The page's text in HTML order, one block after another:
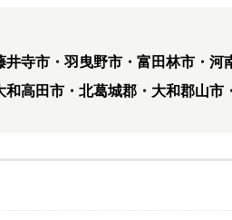
井寺市・羽曳野市・富田林市・
和高田市・北葛城郡・大和郡山市